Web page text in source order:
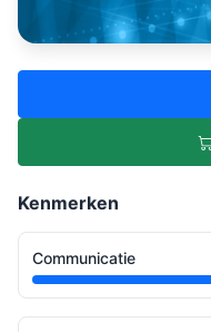
Kenmerken
Communicatie